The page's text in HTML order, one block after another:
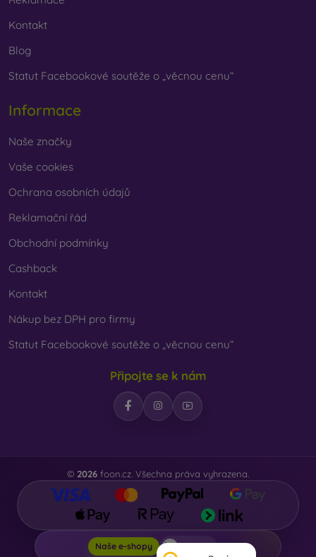
Kontakt
Blog
Statut Facebookové soutěže o „věcnou cenu“
Informace
Naše značky
Vaše cookies
Ochrana osobních údajů
Reklamační řád
Obchodní podmínky
Cashback
Kontakt
Nákup bez DPH pro firmy
Statut Facebookové soutěže o „věcnou cenu“
Připojte se k nám
© 2026 foon.cz. Všechna práva vyhrazena.
Naše e-shopy Foon.cz